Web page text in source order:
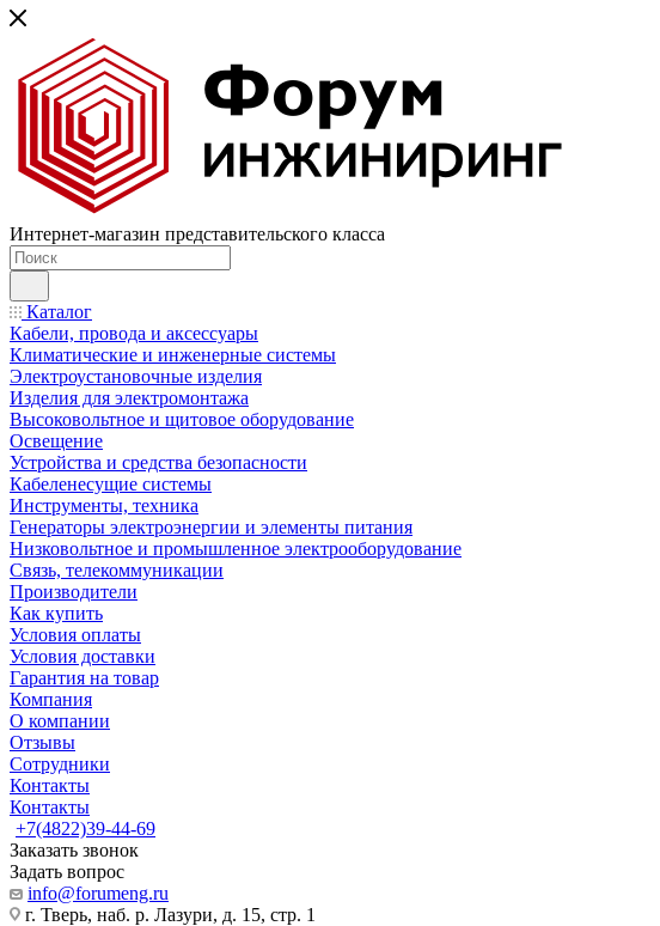
Интернет-магазин представительского класса
Каталог
Кабели, провода и аксессуары
Климатические и инженерные системы
Электроустановочные изделия
Изделия для электромонтажа
Высоковольтное и щитовое оборудование
Освещение
Устройства и средства безопасности
Кабеленесущие системы
Инструменты, техника
Генераторы электроэнергии и элементы питания
Низковольтное и промышленное электрооборудование
Связь, телекоммуникации
Производители
Как купить
Условия оплаты
Условия доставки
Гарантия на товар
Компания
О компании
Отзывы
Сотрудники
Контакты
Контакты
+7(4822)39-44-69
Заказать звонок
Задать вопрос
info@forumeng.ru
г. Тверь, наб. р. Лазури, д. 15, стр. 1